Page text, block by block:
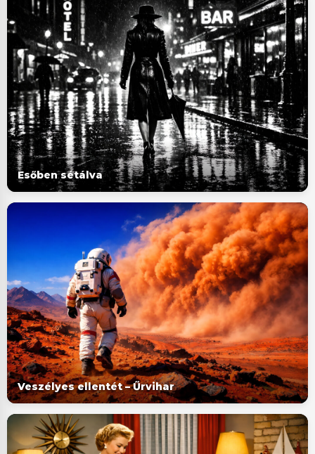
Esőben sétálva
Veszélyes ellentét – Űrvihar